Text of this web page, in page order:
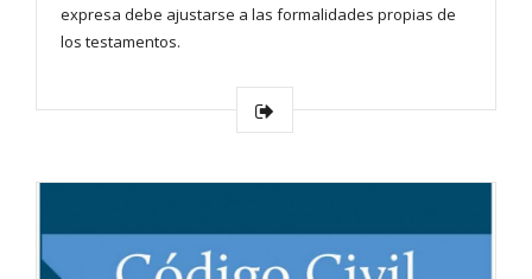
expresa debe ajustarse a las formalidades propias de
los testamentos.